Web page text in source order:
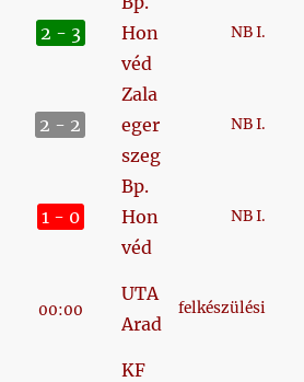
2 - 3
Hon
véd
NB I.
2 - 2
Zala
eger
szeg
NB I.
1 - 0
Bp.
Hon
véd
NB I.
00:00
UTA
Arad
felkészülési
KF